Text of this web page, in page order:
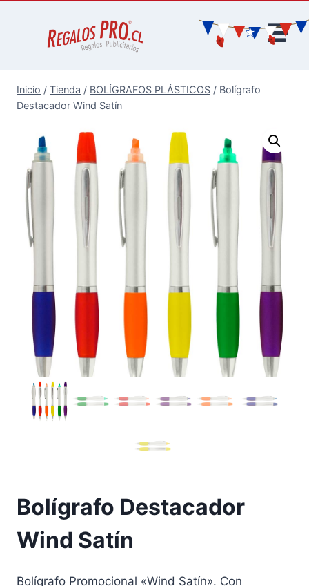
Inicio / Tienda / BOLÍGRAFOS PLÁSTICOS / Bolígrafo
Destacador Wind Satín
Bolígrafo Destacador
Wind Satín
Bolígrafo Promocional «Wind Satín». Con